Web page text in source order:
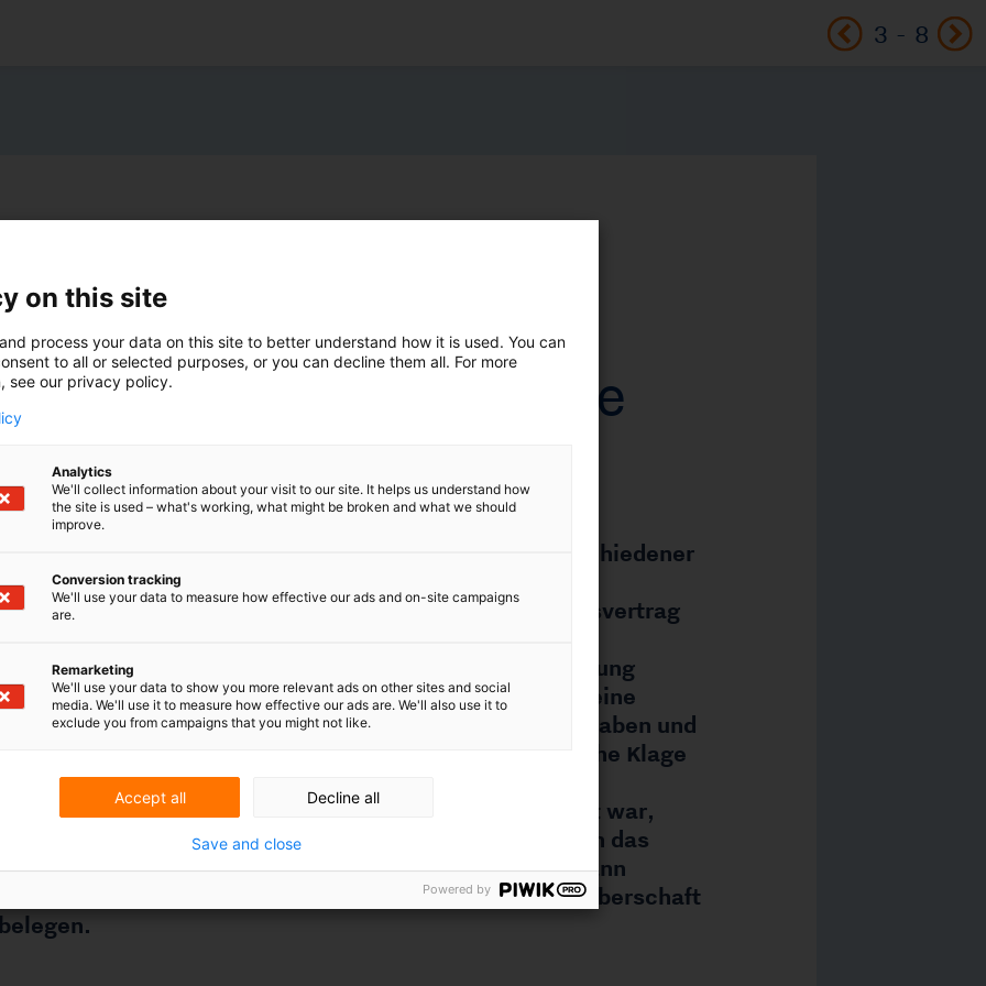
und wie sie
ist
ist oft durch die Zusammenarbeit verschiedener
die Inhaberschaft an potenziellen
in einem Kooperationsvertrag
oder gar eine Klage wegen
wenn später eine Patentanmeldung
eingereicht wurde. Wenn eine Partei eine
alleinige Recht an der Erfindung zu haben und
kann die andere Partei eine solche Klage
Einheitlichen Patentgericht (EPG)
die nicht an der Anmeldung beteiligt war,
Veröffentlichung der Anmeldung durch das
eingereicht worden ist. Es kann dann
zu sammeln, die die (Mit-)Inhaberschaft
on this site
process your data on this site to better understand how it is used. You can
to all or selected purposes, or you can decline them all. For more
see our privacy policy.
Analytics
We'll collect information about your visit to our site. It helps us understand how
the site is used – what's working, what might be broken and what we should
improve.
Conversion tracking
We'll use your data to measure how effective our ads and on-site campaigns
are.
Remarketing
We'll use your data to show you more relevant ads on other sites and social
media. We'll use it to measure how effective our ads are. We'll also use it to
exclude you from campaigns that you might not like.
Accept all Decline all
Save and close
Powered by